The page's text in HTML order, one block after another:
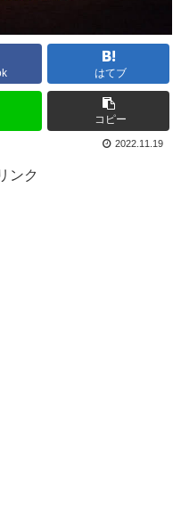
はてブ
コピー
2022.11.19
ンク